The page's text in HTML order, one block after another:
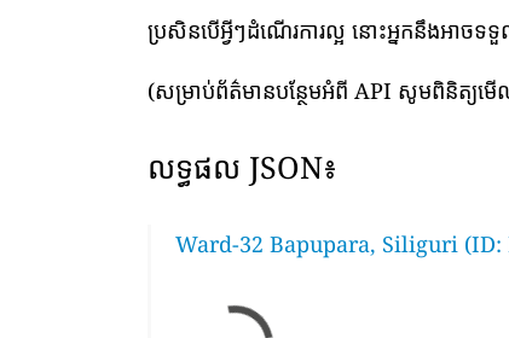
ប្រសិនបើអ្វីៗដំណើរការល្អ នោះអ្នកនឹងអា
(សម្រាប់ព័ត៌មានបន្ថែមអំពី API សូមពិនិត្យម
លទ្ធផល JSON៖
Ward-32 Bapupara, Siliguri (ID: